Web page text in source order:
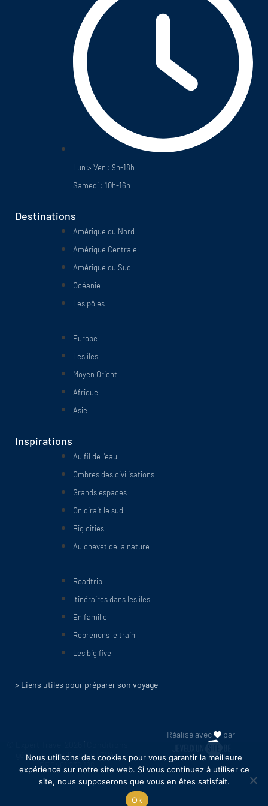
Lun > Ven : 9h-18h
Samedi : 10h-16h
Destinations
Amérique du Nord
Amérique Centrale
Amérique du Sud
Océanie
Les pôles
Europe
Les îles
Moyen Orient
Afrique
Asie
Inspirations
Au fil de l'eau
Ombres des civilisations
Grands espaces
On dirait le sud
Big cities
Au chevet de la nature
Roadtrip
Itinéraires dans les îles
En famille
Reprenons le train
Les big five
> Liens utiles pour préparer son voyage
© Expert Travel 2026 | Conditions
générales d'utilisation | TVA :
BE0461 236 186
Réalisé avec par
Nous utilisons des cookies pour vous garantir la meilleure
expérience sur notre site web. Si vous continuez à utiliser ce
site, nous supposerons que vous en êtes satisfait.
Ok